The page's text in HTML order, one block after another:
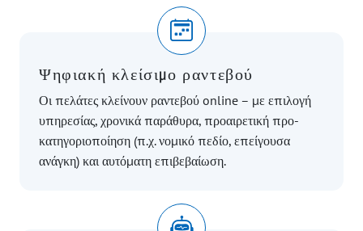
Ψηφιακή κλείσιμο ραντεβού
Οι πελάτες κλείνουν ραντεβού online – με επιλογή
υπηρεσίας, χρονικά παράθυρα, προαιρετική προ-
κατηγοριοποίηση (π.χ. νομικό πεδίο, επείγουσα
ανάγκη) και αυτόματη επιβεβαίωση.